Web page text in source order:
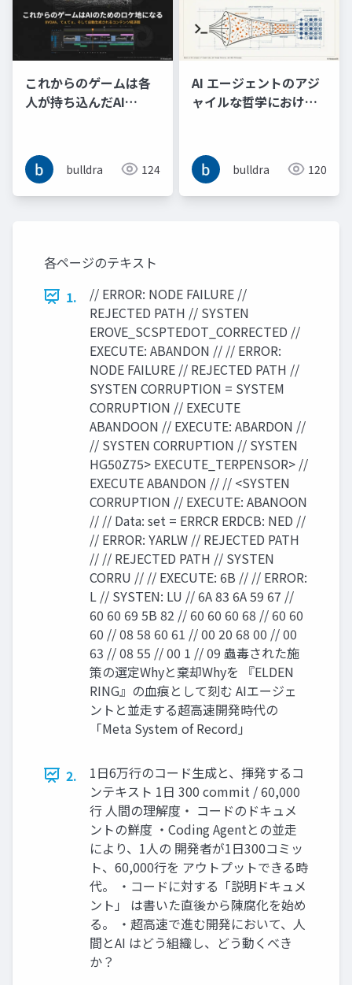
これからのゲームは各
人が持ち込んだAI
切り抜き動画を生成す
るためのロケ地となる
bulldra 124
AI エージェントのアジ
ャイルな哲学における
マンドパターンによる
振る舞い制御の検討
bulldra 120
各ページのテキスト
1.
// ERROR: NODE FAILURE //
REJECTED PATH // SYSTEN
EROVE_SCSPTEDOT_CORRECTED //
EXECUTE: ABANDON // // ERROR:
NODE FAILURE // REJECTED PATH //
SYSTEN CORRUPTION = SYSTEM
CORRUPTION // EXECUTE
ABANDOON // EXECUTE: ABARDON //
// SYSTEN CORRUPTION // SYSTEN
HG50Z75> EXECUTE_TERPENSOR> //
EXECUTE ABANDON // // <SYSTEN
CORRUPTION // EXECUTE: ABANOON
// // Data: set = ERRCR ERDCB: NED //
// ERROR: YARLW // REJECTED PATH
// // REJECTED PATH // SYSTEN
CORRU // // EXECUTE: 6B // // ERROR:
L // SYSTEN: LU // 6A 83 6A 59 67 //
60 60 69 5B 82 // 60 60 60 68 // 60 60
60 // 08 58 60 61 // 00 20 68 00 // 00
63 // 08 55 // 00 1 // 09 蟲毒された施
策の選定Whyと棄却Whyを 『ELDEN
RING』の血痕として刻む AIエージェ
ントと並走する超高速開発時代の
「Meta System of Record」
2.
1日6万行のコード生成と、揮発するコ
ンテキスト 1日 300 commit / 60,000
行 人間の理解度・ コードのドキュメ
ントの鮮度 ・Coding Agentとの並走
により、1人の 開発者が1日300コミッ
ト、60,000行を アウトプットできる時
代。 ・コードに対する「説明ドキュメ
ント」 は書いた直後から陳腐化を始め
る。 ・超高速で進む開発において、人
間とAI はどう組織し、どう動くべき
か？